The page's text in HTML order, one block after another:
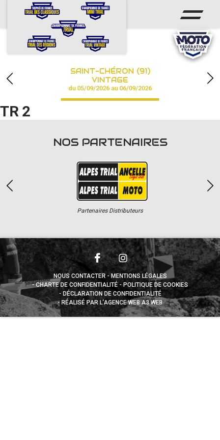
ACCUEIL
CALENDRIER
CHAMPIONNAT
RÉSULTATS
PHOTOS / VIDÉOS
PARTENAIRES
SAINT-CHÉRON (91)
VINTAGE
du 05/09/2026 au 06/09/2026
TR 2
NOS PARTENAIRES
Partenaires Distributeurs
NOUS CONTACTER
MENTIONS LÉGALES
CHARTE DE CONFIDENTIALITÉ
POLITIQUE DE COOKIES
DÉCLARATION DE CONFIDENTIALITÉ
RÉALISÉ PAR L’AGENCE WEB A3 WEB